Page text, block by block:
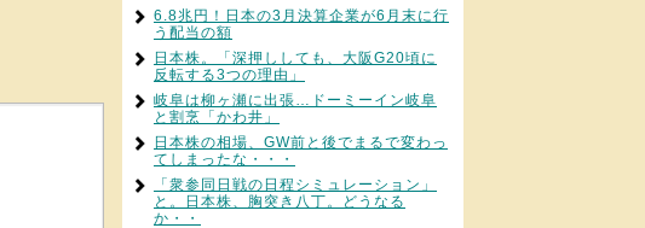
6.8兆円！日本の3月決算企業が6月末に行
う配当の額
日本株。「深押ししても、大阪G20頃に
反転する3つの理由」
岐阜は柳ヶ瀬に出張…ドーミーイン岐阜
と割烹「かわ井」
日本株の相場、GW前と後でまるで変わっ
てしまったな・・・
「衆参同日戦の日程シミュレーション」
と。日本株、胸突き八丁。どうなる
か・・